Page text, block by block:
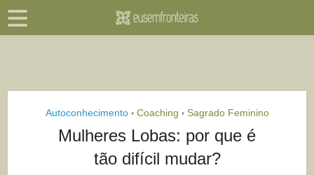
Autoconhecimento • Coaching • Sagrado Feminino
Mulheres Lobas: por que é
tão difícil mudar?